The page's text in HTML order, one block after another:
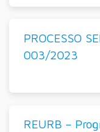
PROCESSO
003/2023
REURB –